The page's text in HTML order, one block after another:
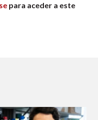
para aceder a este